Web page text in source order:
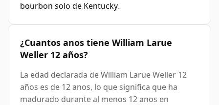
bourbon solo de Kentucky.
¿Cuantos anos tiene William Larue
Weller 12 años?
La edad declarada de William Larue Weller 12
años es de 12 anos, lo que significa que ha
madurado durante al menos 12 anos en